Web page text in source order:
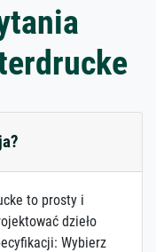
to prosty i
dzieło
Wybierz